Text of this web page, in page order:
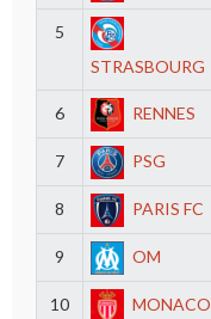
5
STRASBOURG
6 RENNES
7 PSG
8 PARIS FC
9 OM
10 MONACO